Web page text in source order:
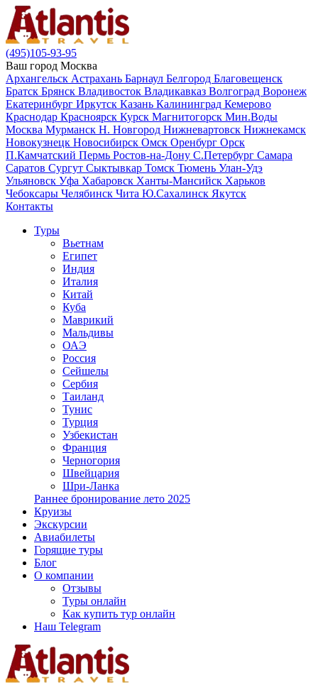
(495)105-93-95
Ваш город Москва
Архангельск Астрахань Барнаул Белгород Благовещенск
Братск Брянск Владивосток Владикавказ Волгоград Воронеж
Екатеринбург Иркутск Казань Калининград Кемерово
Краснодар Красноярск Курск Магнитогорск Мин.Воды
Москва Мурманск Н. Новгород Нижневартовск Нижнекамск
Новокузнецк Новосибирск Омск Оренбург Орск
П.Камчатский Пермь Ростов-на-Дону С.Петербург Самара
Саратов Сургут Сыктывкар Томск Тюмень Улан-Удэ
Ульяновск Уфа Хабаровск Ханты-Мансийск Харьков
Чебоксары Челябинск Чита Ю.Сахалинск Якутск
Контакты
Туры
Вьетнам
Египет
Индия
Италия
Китай
Куба
Маврикий
Мальдивы
ОАЭ
Россия
Сейшелы
Сербия
Таиланд
Тунис
Турция
Узбекистан
Франция
Черногория
Швейцария
Шри-Ланка
Раннее бронирование лето 2025
Круизы
Экскурсии
Авиабилеты
Горящие туры
Блог
О компании
Отзывы
Туры онлайн
Как купить тур онлайн
Наш Telegram